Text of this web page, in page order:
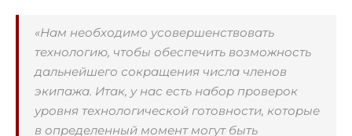
«Нам необходимо усовершенствовать
технологию, чтобы обеспечить возможность
дальнейшего сокращения числа членов
экипажа. Итак, у нас есть набор проверок
уровня технологической готовности, которые
в определенный момент могут быть